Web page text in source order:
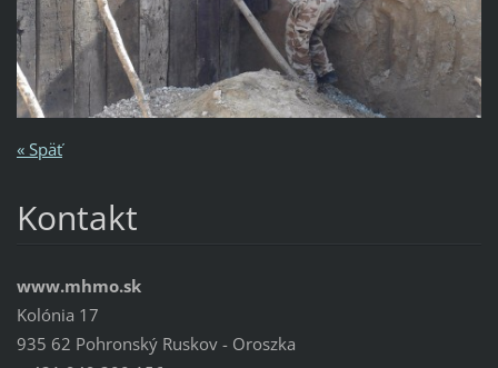
« Späť
Kontakt
www.mhmo.sk
Kolónia 17
935 62 Pohronský Ruskov - Oroszka